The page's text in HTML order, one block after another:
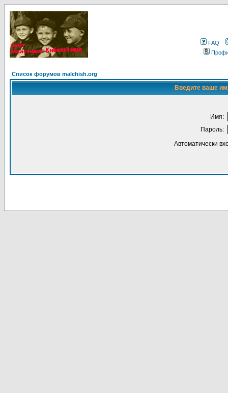
FAQ
Список форумов malchish.org
Введите ваше
Имя:
Пароль:
Автоматически